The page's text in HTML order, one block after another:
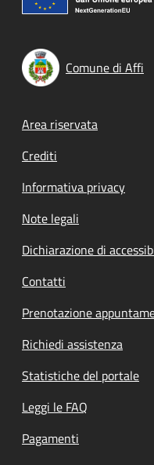
Comune di Affi
Footer menu
Area riservata
Crediti
Informativa privacy
Note legali
Dichiarazione di
Contatti
Prenotazione
Richiedi assistenza
Statistiche del portale
Leggi le FAQ
Pagamenti